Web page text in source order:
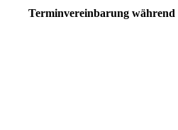
Terminvereinbarung während